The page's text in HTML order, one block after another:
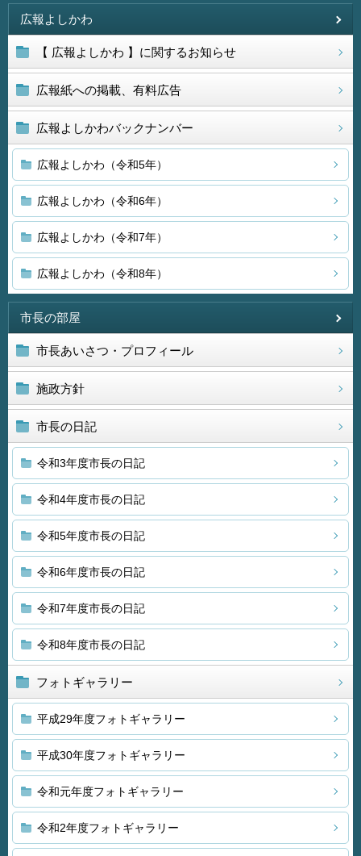
広報よしかわ
【 広報よしかわ 】に関するお知らせ
広報紙への掲載、有料広告
広報よしかわバックナンバー
広報よしかわ（令和5年）
広報よしかわ（令和6年）
広報よしかわ（令和7年）
広報よしかわ（令和8年）
市長の部屋
市長あいさつ・プロフィール
施政方針
市長の日記
令和3年度市長の日記
令和4年度市長の日記
令和5年度市長の日記
令和6年度市長の日記
令和7年度市長の日記
令和8年度市長の日記
フォトギャラリー
平成29年度フォトギャラリー
平成30年度フォトギャラリー
令和元年度フォトギャラリー
令和2年度フォトギャラリー